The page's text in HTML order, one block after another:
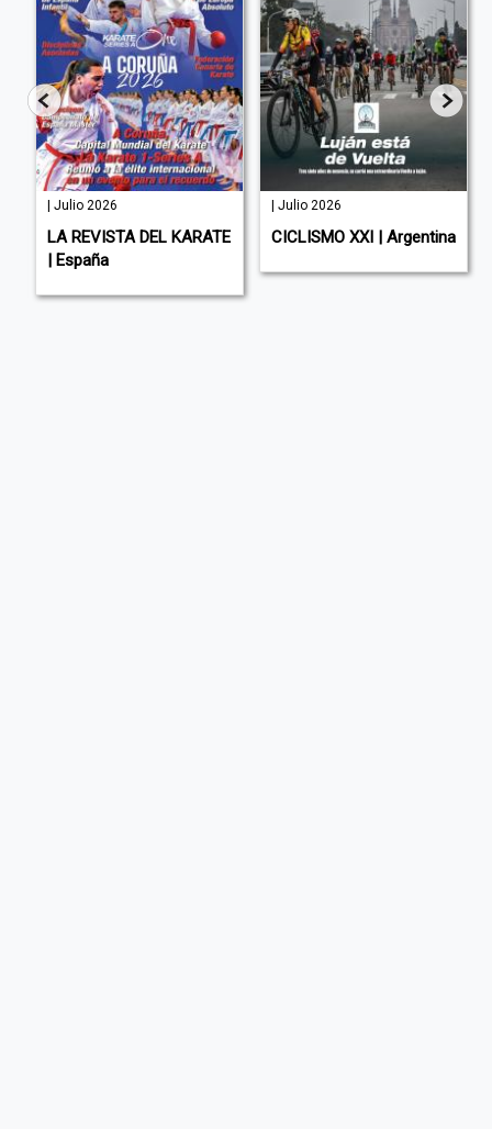
| Julio 2026
LA REVISTA DEL KARATE
| España
| Julio 2026
CICLISMO XXI | Argentina